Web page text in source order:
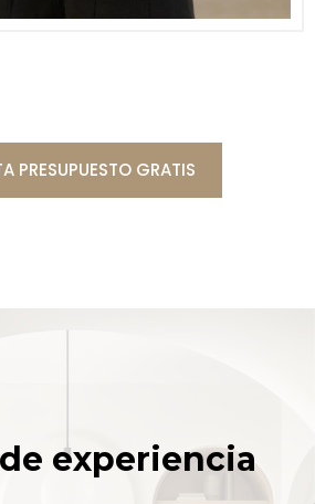
PRESUPUESTO GRATIS
experiencia